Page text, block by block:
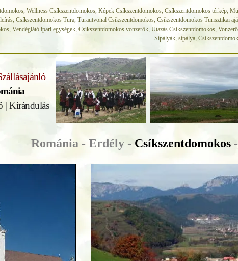
Wellness Csíkszentdomokos, Képek Csíkszentdomokos, Csíkszentdomokos térkép,
Csíkszentdomokos Tura, Turautvonal Csíkszentdomokos, Csíkszentdomokos Turisztikai
Vendéglátó ipari egységek, Csíkszentdomokos vonzerők, Utazás Csíkszentdomokos,
Sípályák, sípálya,
| Kirándulás
Románia - Erdély - Csíkszentdomokos-